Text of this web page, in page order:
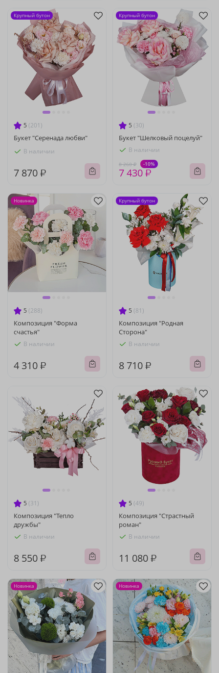
5 (201)
Букет "Серенада любви"
В наличии
7 870 ₽
Крупный бутон
5 (30)
Букет "Шелковый поцелуй"
В наличии
8 260 ₽ -10%
7 430 ₽
Крупный бутон
5 (288)
Композиция "Форма
счастья"
В наличии
4 310 ₽
Новинка
5 (81)
Композиция "Родная
Сторона"
В наличии
8 710 ₽
Крупный бутон
5 (31)
Композиция "Тепло
дружбы"
В наличии
8 550 ₽
5 (49)
Композиция "Страстный
роман"
В наличии
11 080 ₽
Новинка Новинка